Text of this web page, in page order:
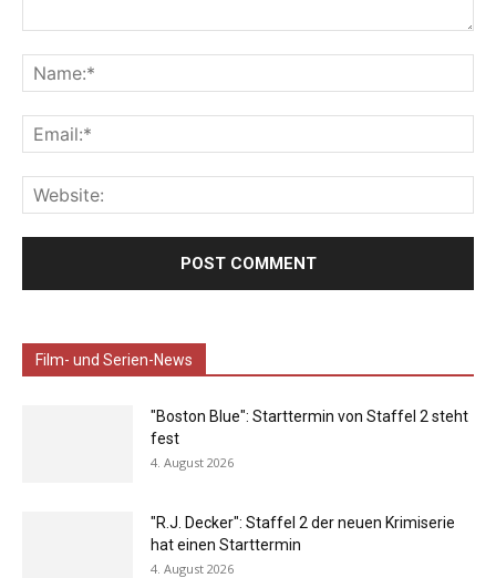
Film- und Serien-News
"Boston Blue": Starttermin von Staffel 2 steht
fest
4. August 2026
"R.J. Decker": Staffel 2 der neuen Krimiserie
hat einen Starttermin
4. August 2026